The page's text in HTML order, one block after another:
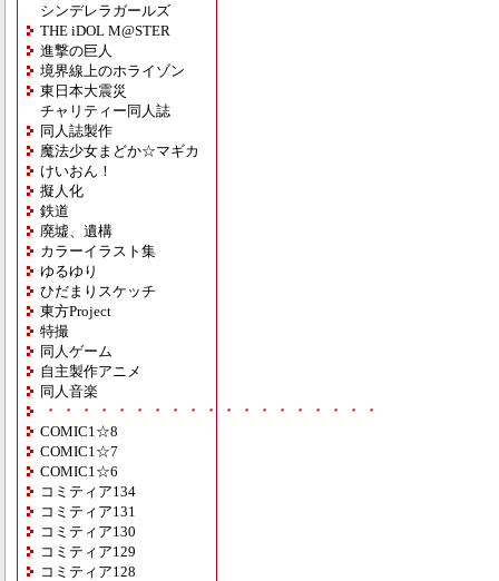
シンデレラガールズ
THE iDOL M@STER
進撃の巨人
境界線上のホライゾン
東日本大震災
チャリティー同人誌
同人誌製作
魔法少女まどか☆マギカ
けいおん！
擬人化
鉄道
廃墟、遺構
カラーイラスト集
ゆるゆり
ひだまりスケッチ
東方Project
特撮
同人ゲーム
自主製作アニメ
同人音楽
・・・・・・・・・・・・・・・・・・・
COMIC1☆8
COMIC1☆7
COMIC1☆6
コミティア134
コミティア131
コミティア130
コミティア129
コミティア128